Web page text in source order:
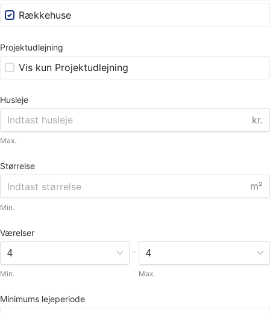
Rækkehuse
Projektudlejning
Vis kun Projektudlejning
Husleje
kr.
Max.
Størrelse
m²
Min.
Værelser
Min.
-
Max.
Minimums lejeperiode